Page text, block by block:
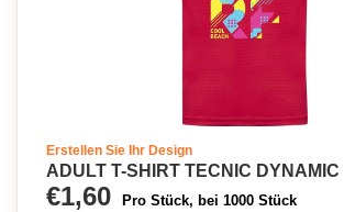
Erstellen Sie Ihr Design
ADULT T-SHIRT TECNIC DYNAMIC
€1,60 Pro Stück, bei 1000 Stück